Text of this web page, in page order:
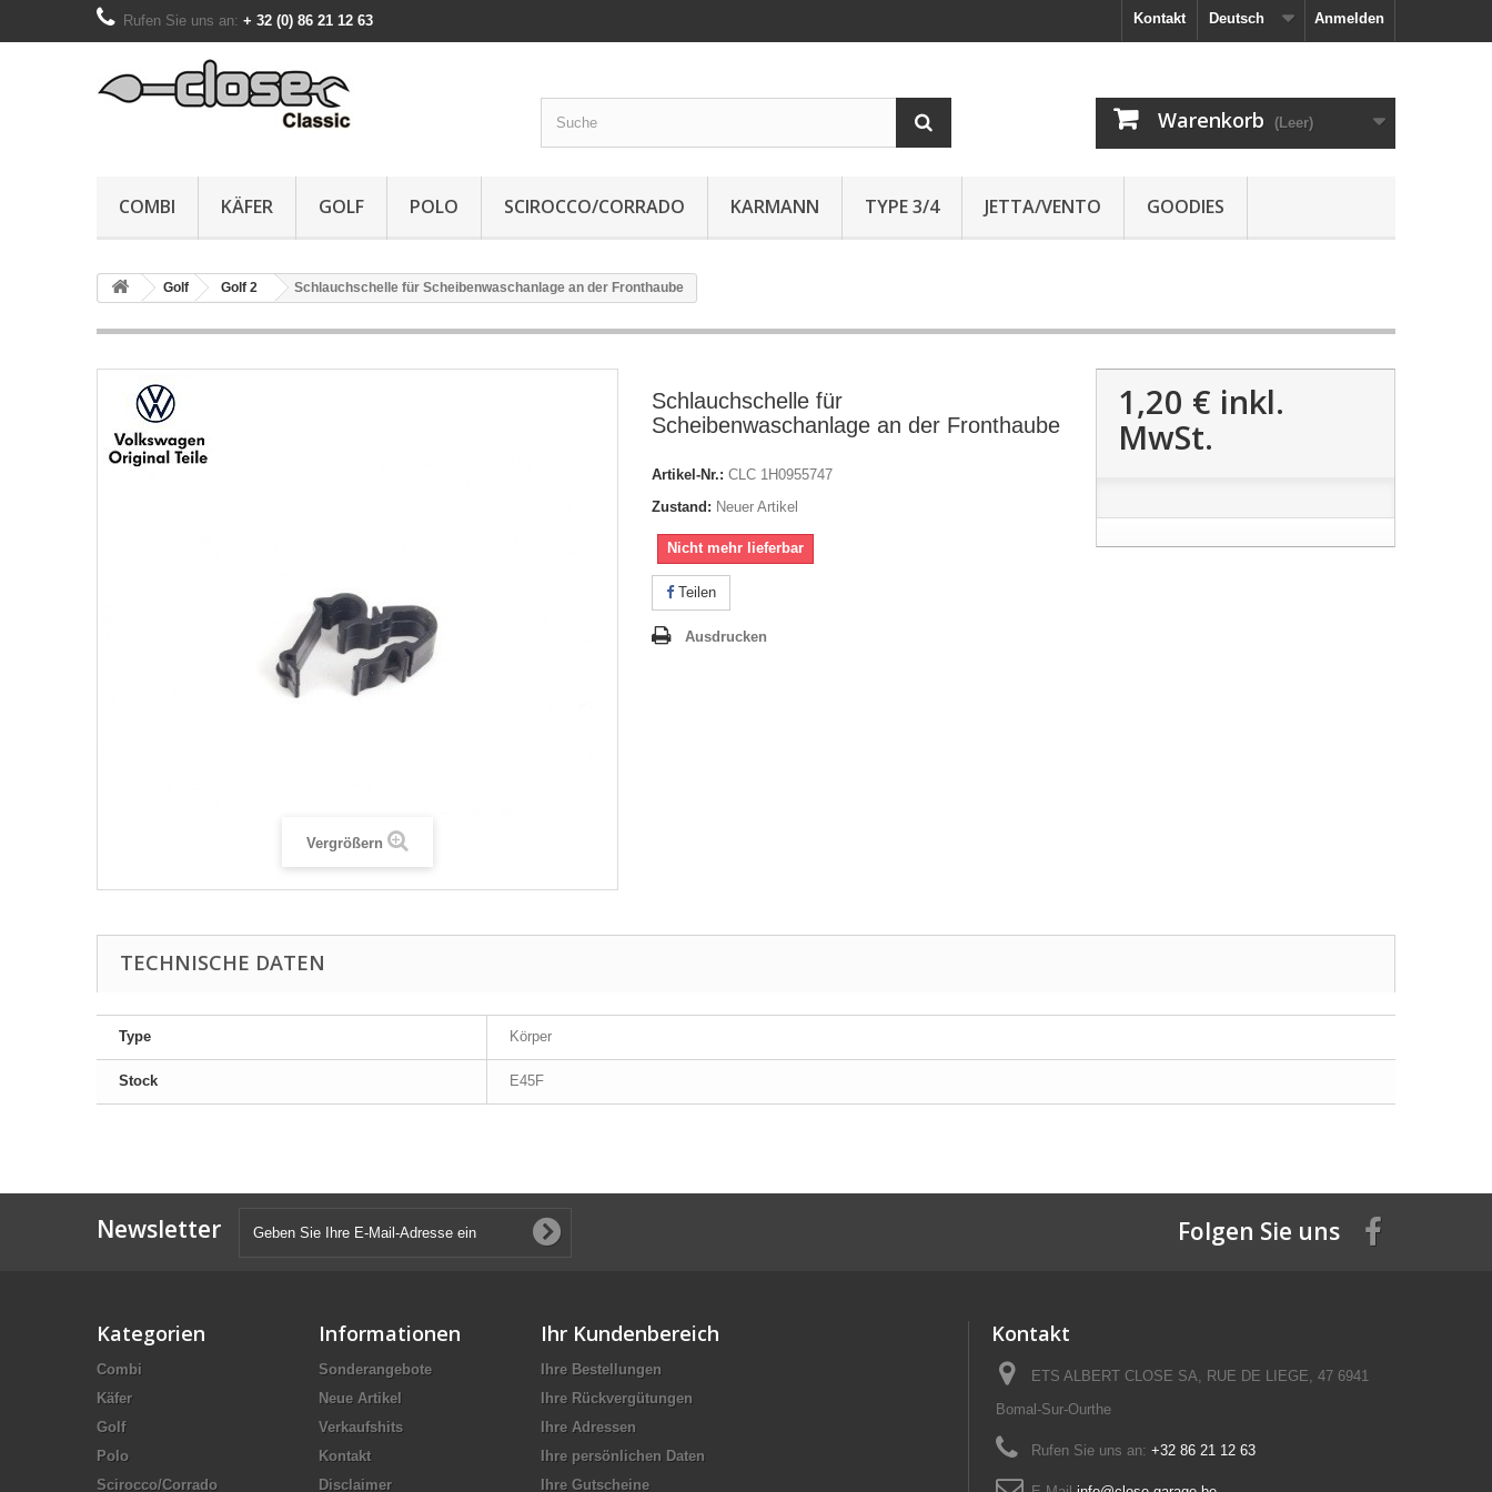
Anmelden
Deutsch
Kontakt
Rufen Sie uns an: + 32 (0) 86 21 12 63
Warenkorb (Leer)
COMBI KÄFER GOLF POLO SCIROCCO/CORRADO KARMANN TYPE 3/4 JETTA/VENTO GOODIES
Golf Golf 2 Schlauchschelle für Scheibenwaschanlage an der Fronthaube
Vergrößern
Schlauchschelle für
Scheibenwaschanlage an der Fronthaube
Artikel-Nr.: CLC 1H0955747
Zustand: Neuer Artikel
Nicht mehr lieferbar
Teilen
Ausdrucken
1,20 € inkl.
MwSt.
TECHNISCHE DATEN
Type Körper
Stock E45F
Newsletter Folgen Sie uns
Kategorien
Combi
Käfer
Golf
Polo
Scirocco/Corrado
Informationen
Sonderangebote
Neue Artikel
Verkaufshits
Kontakt
Disclaimer
Ihr Kundenbereich
Ihre Bestellungen
Ihre Rückvergütungen
Ihre Adressen
Ihre persönlichen Daten
Ihre Gutscheine
Kontakt
ETS ALBERT CLOSE SA, RUE DE LIEGE, 47 6941
Bomal-Sur-Ourthe
Rufen Sie uns an: +32 86 21 12 63